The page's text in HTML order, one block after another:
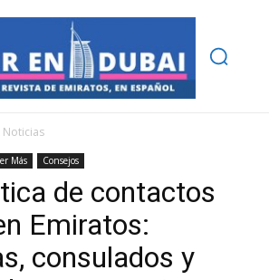
Noticias
Más Consejos
de contactos
Emiratos:
consulados y